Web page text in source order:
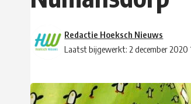
Laatst bijgewerkt: 2 december 2020
Redactie Hoeksch Nieuws